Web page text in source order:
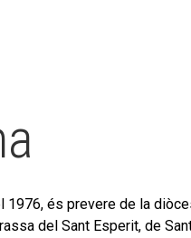
1976, és prevere de la
del Sant Esperit, de